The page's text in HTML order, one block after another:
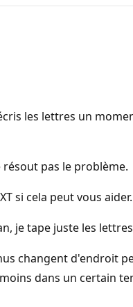
les lettres un
résout pas le problème.
si cela peut vous aider.
je tape juste les
changent d'endroit
dans un certain